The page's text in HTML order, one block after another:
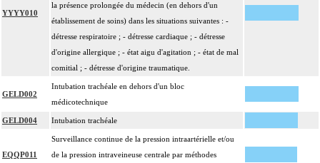
YYYY010
la présence prolongée du médecin (en dehors d'un
établissement de soins) dans les situations suivantes : -
détresse respiratoire ; - détresse cardiaque ; - détresse
d'origine allergique ; - état aigu d'agitation ; - état de mal
comitial ; - détresse d'origine traumatique.
GELD002
Intubation trachéale en dehors d'un bloc
médicotechnique
GELD004 Intubation trachéale
EQQP011
Surveillance continue de la pression intraartérielle et/ou
de la pression intraveineuse centrale par méthodes